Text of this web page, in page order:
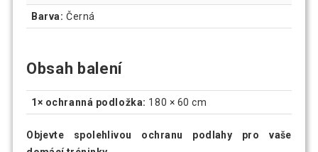
Barva: Černá
Obsah balení
1× ochranná podložka: 180 × 60 cm
Objevte spolehlivou ochranu podlahy pro vaše